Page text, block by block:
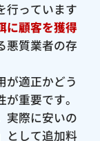
行っています
に顧客を獲得
悪質業者の存
が適正かどう
重要です。
実際に安いの
として追加料